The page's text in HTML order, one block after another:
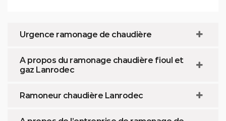
Urgence ramonage de chaudière
A propos du ramonage chaudière fioul et
gaz Lanrodec
Ramoneur chaudière Lanrodec